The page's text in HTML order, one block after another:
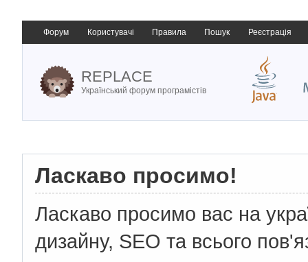
Форум Користувачі Правила Пошук Реєстрація
REPLACE
Український форум програмістів
Ласкаво просимо!
Ласкаво просимо вас на
дизайну, SEO та всього